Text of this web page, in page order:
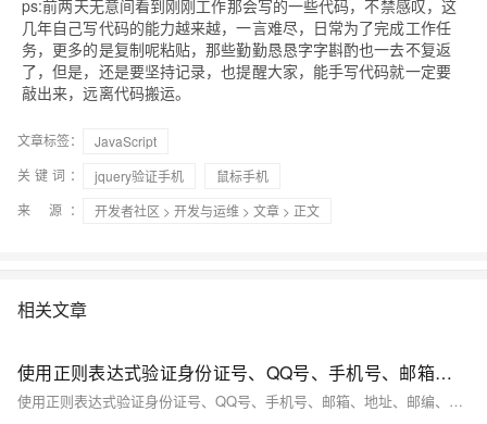
ps:前两天无意间看到刚刚工作那会写的一些代码，不禁感叹，这
几年自己写代码的能力越来越，一言难尽，日常为了完成工作任
务，更多的是复制呢粘贴，那些勤勤恳恳字字斟酌也一去不复返
了，但是，还是要坚持记录，也提醒大家，能手写代码就一定要
敲出来，远离代码搬运。
文章标签：
JavaScript
关键词：
jquery验证手机
鼠标手机
来 源：
开发者社区 > 开发与运维 > 文章 > 正文
相关文章
使用正则表达式验证身份证号、QQ号、手机号、邮箱、地址、邮编、银行卡号、学号、车牌号、快递单号、验证码、ISBN号、网址、IPV4地址、IPV6地址、出生年月日、姓名2
使用正则表达式验证身份证号、QQ号、手机号、邮箱、地址、邮编、银行卡号、学号、车牌号、快递单号、验证码、ISBN号、网址、IPV4地址、IPV6地址、出生年月日、姓名